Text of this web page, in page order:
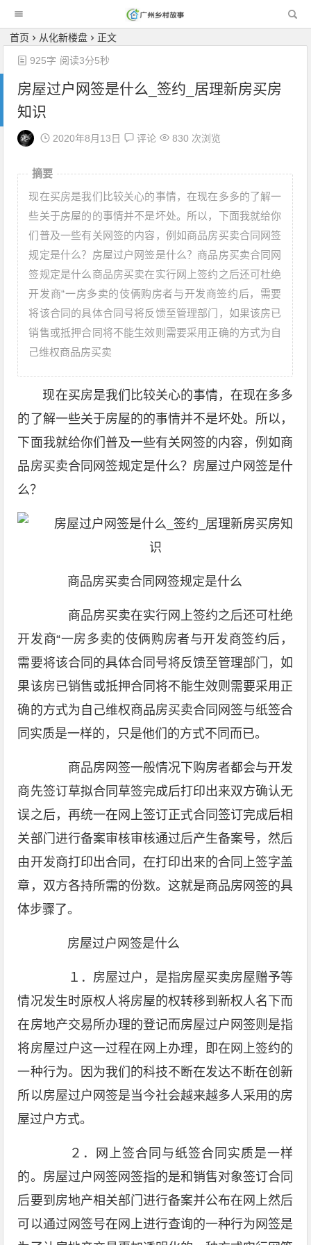
首页 从化新楼盘 正文
房屋过户网签是什么_签约_居理新房买房
知识
2020年8月13日 评论 830 次浏览
925字 阅读3分5秒
摘要
现在买房是我们比较关心的事情，在现在多多的了解一
些关于房屋的的事情并不是坏处。所以，下面我就给你
们普及一些有关网签的内容，例如商品房买卖合同网签
规定是什么？房屋过户网签是什么？商品房买卖合同网
签规定是什么商品房买卖在实行网上签约之后还可杜绝
开发商“一房多卖的伎俩购房者与开发商签约后，需要
将该合同的具体合同号将反馈至管理部门，如果该房已
销售或抵押合同将不能生效则需要采用正确的方式为自
己维权商品房买卖
现在买房是我们比较关心的事情，在现在多多
的了解一些关于房屋的的事情并不是坏处。所以，
下面我就给你们普及一些有关网签的内容，例如商
品房买卖合同网签规定是什么？房屋过户网签是什
么？
商品房买卖合同网签规定是什么
商品房买卖在实行网上签约之后还可杜绝
开发商“一房多卖的伎俩购房者与开发商签约后，
需要将该合同的具体合同号将反馈至管理部门，如
果该房已销售或抵押合同将不能生效则需要采用正
确的方式为自己维权商品房买卖合同网签与纸签合
同实质是一样的，只是他们的方式不同而已。
商品房网签一般情况下购房者都会与开发
商先签订草拟合同草签完成后打印出来双方确认无
误之后，再统一在网上签订正式合同签订完成后相
关部门进行备案审核审核通过后产生备案号，然后
由开发商打印出合同，在打印出来的合同上签字盖
章，双方各持所需的份数。这就是商品房网签的具
体步骤了。
房屋过户网签是什么
１．房屋过户，是指房屋买卖房屋赠予等
情况发生时原权人将房屋的权转移到新权人名下而
在房地产交易所办理的登记而房屋过户网签则是指
将房屋过户这一过程在网上办理，即在网上签约的
一种行为。因为我们的科技不断在发达不断在创新
所以房屋过户网签是当今社会越来越多人采用的房
屋过户方式。
２．网上签合同与纸签合同实质是一样
的。房屋过户网签网签指的是和销售对象签订合同
后要到房地产相关部门进行备案并公布在网上然后
可以通过网签号在网上进行查询的一种行为网签是